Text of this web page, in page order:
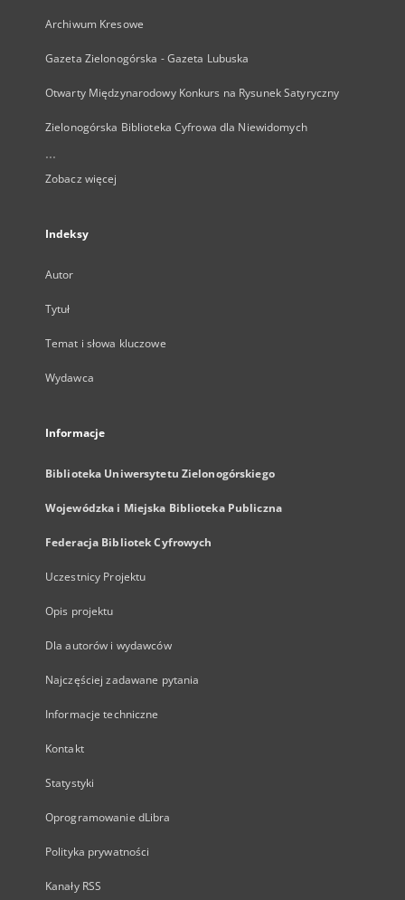
Archiwum Kresowe
Gazeta Zielonogórska - Gazeta Lubuska
Otwarty Międzynarodowy Konkurs na Rysunek Satyryczny
Zielonogórska Biblioteka Cyfrowa dla Niewidomych
...
Zobacz więcej
Indeksy
Autor
Tytuł
Temat i słowa kluczowe
Wydawca
Informacje
Biblioteka Uniwersytetu Zielonogórskiego
Wojewódzka i Miejska Biblioteka Publiczna
Federacja Bibliotek Cyfrowych
Uczestnicy Projektu
Opis projektu
Dla autorów i wydawców
Najczęściej zadawane pytania
Informacje techniczne
Kontakt
Statystyki
Oprogramowanie dLibra
Polityka prywatności
Kanały RSS